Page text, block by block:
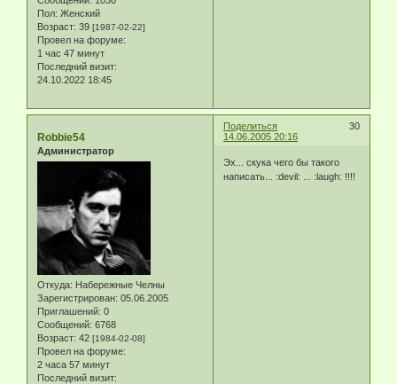
Пол: Женский
Возраст: 39 [1987-02-22]
Провел на форуме:
1 час 47 минут
Последний визит:
24.10.2022 18:45
Поделиться
30
14.06.2005 20:16
Robbie54
Администратор
Откуда: Набережные Челны
Зарегистрирован: 05.06.2005
Приглашений: 0
Сообщений: 6768
Возраст: 42 [1984-02-08]
Провел на форуме:
2 часа 57 минут
Последний визит:
Эх... скука чего бы такого
написать... :devil: ... :laugh: !!!!